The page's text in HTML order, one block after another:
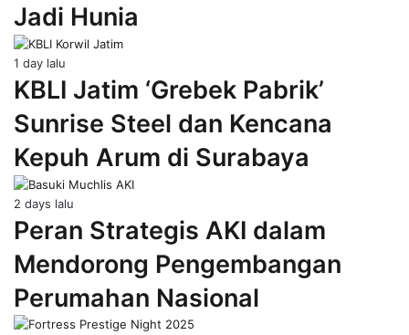
Jadi Hunia
1 day lalu
KBLI Jatim ‘Grebek Pabrik’
Sunrise Steel dan Kencana
Kepuh Arum di Surabaya
2 days lalu
Peran Strategis AKI dalam
Mendorong Pengembangan
Perumahan Nasional